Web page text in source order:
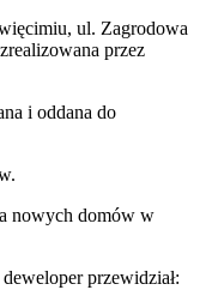
ul. Zagrodowa
przez
i oddana do
.
nowych domów w
przewidział: